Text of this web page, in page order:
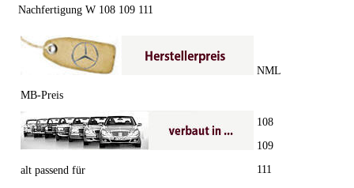
Nachfertigung W 108 109 111
MB-Preis
NML
alt passend für
108
109
111